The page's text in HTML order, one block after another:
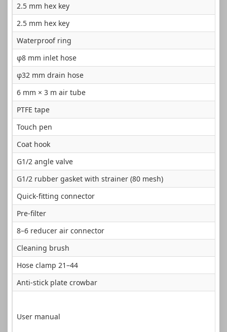
2.5 mm hex key
2.5 mm hex key
Waterproof ring
φ8 mm inlet hose
φ32 mm drain hose
6 mm × 3 m air tube
PTFE tape
Touch pen
Coat hook
G1/2 angle valve
G1/2 rubber gasket with strainer (80 mesh)
Quick-fitting connector
Pre-filter
8–6 reducer air connector
Cleaning brush
Hose clamp 21–44
Anti-stick plate crowbar
User manual